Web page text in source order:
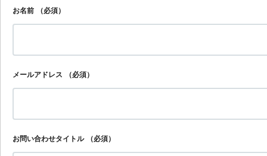
お名前 （必須）
メールアドレス （必須）
お問い合わせタイトル （必須）